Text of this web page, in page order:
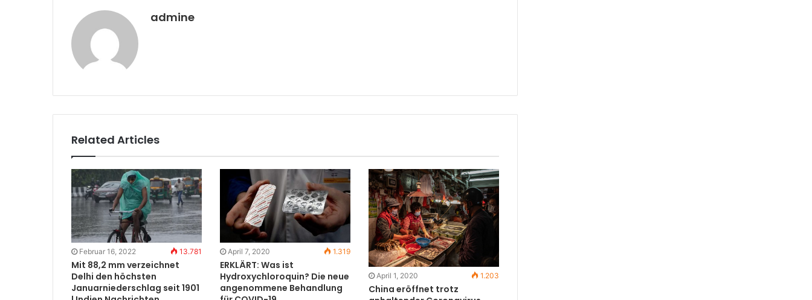
admine
Related Articles
Februar 16, 2022 13.781
Mit 88,2 mm verzeichnet
Delhi den höchsten
Januarniederschlag seit 1901
April 7, 2020 1.319
ERKLÄRT: Was ist
Hydroxychloroquin? Die neue
angenommene Behandlung
April 1, 2020 1.203
China eröffnet trotz